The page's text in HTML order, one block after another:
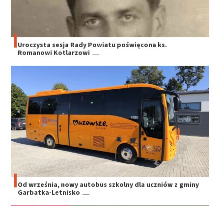
Uroczysta sesja Rady Powiatu poświęcona ks.
Romanowi Kotlarzowi
Od września, nowy autobus szkolny dla uczniów z gminy
Garbatka-Letnisko